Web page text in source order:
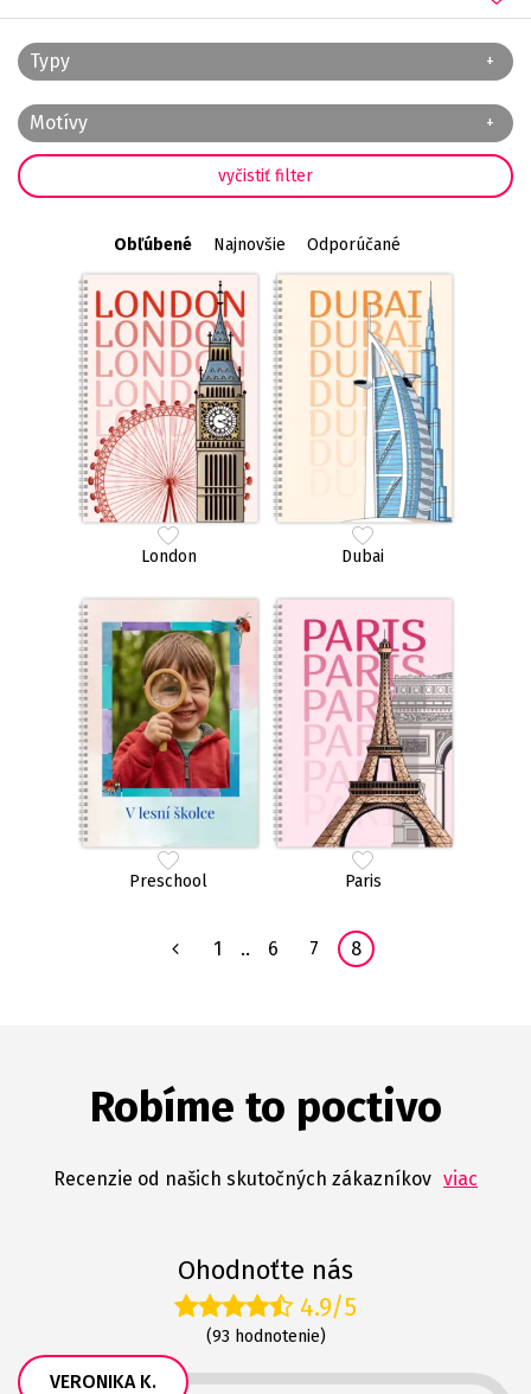
Typy
Motívy
Obľúbené Najnovšie Odporúčané
London Dubai
Preschool Paris
1 .. 6 7 8
Robíme to poctivo
Recenzie od našich skutočných zákazníkov viac
Ohodnoťte nás
4.9/5
(93 hodnotenie)
VERONIKA K.